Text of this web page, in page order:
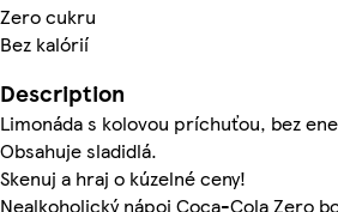
Zero cukru
Bez kalórií
Description
Limonáda s kolovou príchuťou, bez
Obsahuje sladidlá.
Skenuj a hraj o kúzelné ceny!
Nealkoholický nápoj Coca-Cola Zero